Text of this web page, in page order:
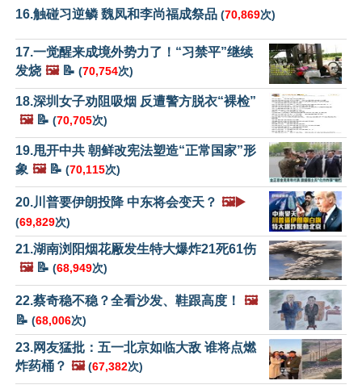
16.触碰习逆鳞 魏凤和李尚福成祭品 (70,869次)
17.一觉醒来成境外势力了！“习禁平”继续
发烧 🖼️📝 (70,754次)
18.深圳女子劝阻吸烟 反遭警方脱衣“裸检”
🖼️📝 (70,705次)
19.甩开中共 朝鲜改宪法塑造“正常国家”形
象 🖼️📝 (70,115次)
20.川普要伊朗投降 中东将会变天？ 🖼️▶️
(69,829次)
21.湖南浏阳烟花厰发生特大爆炸21死61伤
🖼️📝 (68,949次)
22.蔡奇稳不稳？全看沙发、鞋跟高度！
🖼️
📝 (68,006次)
23.网友猛批：五一北京如临大敌 谁将点燃
炸药桶？ 🖼️ (67,382次)